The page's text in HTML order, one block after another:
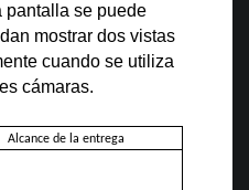
pantalla se puede
mostrar dos vistas
cuando se utiliza
cámaras.
Alcance de la entrega